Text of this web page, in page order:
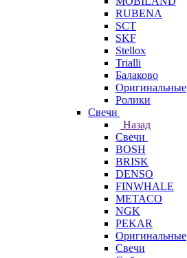
RUBENA
SCT
SKF
Stellox
Trialli
Балаково
Оригинальные
Ролики
Свечи
Назад
Свечи
BOSH
BRISK
DENSO
FINWHALE
METACO
NGK
PEKAR
Оригинальные
Свечи